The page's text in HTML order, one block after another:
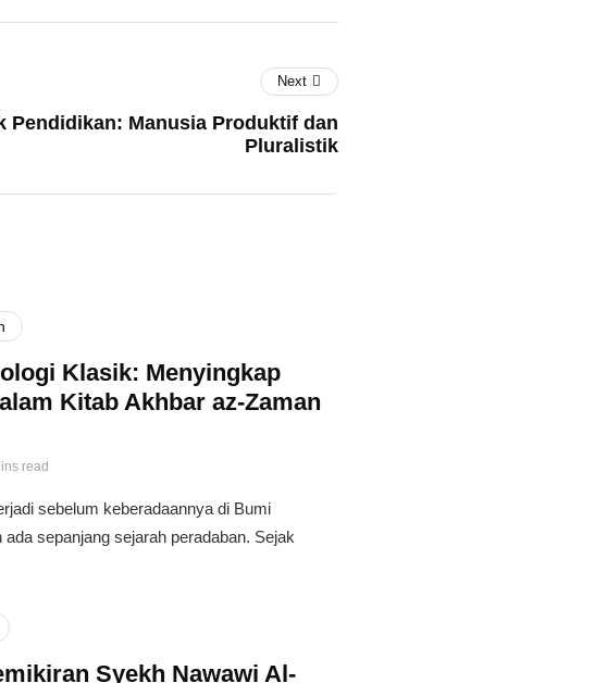
Next
Pendidikan: Manusia Produktif dan
Pluralistik
Klasik: Menyingkap
Kitab Akhbar az-Zaman
read
sebelum keberadaannya di Bumi
sepanjang sejarah peradaban. Sejak
Syekh Nawawi Al-